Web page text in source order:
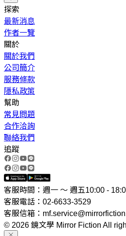
探索
最新消息
作者一覽
關於
關於我們
公司簡介
服務條款
隱私政策
幫助
常見問題
合作洽詢
聯絡我們
追蹤
客服時間：週一 ～ 週五10:00 -
客服電話：02-6633-3529
客服信箱：
© 2026 鏡文學 Mirror Fiction All